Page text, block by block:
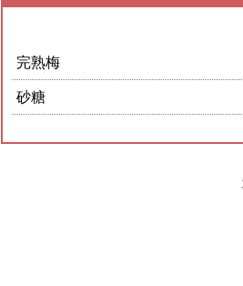
完熟梅
砂糖